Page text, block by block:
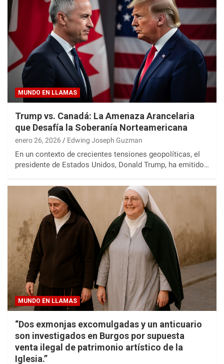
MUNDO EN LLAMAS
Trump vs. Canadá: La Amenaza Arancelaria
que Desafía la Soberanía Norteamericana
enero 26, 2026 Edwing Joseph Guzman
En un contexto de crecientes tensiones geopolíticas, el
presidente de Estados Unidos, Donald Trump, ha emitido…
MUNDO EN LLAMAS
“Dos exmonjas excomulgadas y un anticuario
son investigados en Burgos por supuesta
venta ilegal de patrimonio artístico de la
Iglesia.”